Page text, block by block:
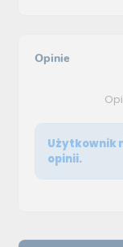
Opinie
Użytkownik
opinii.